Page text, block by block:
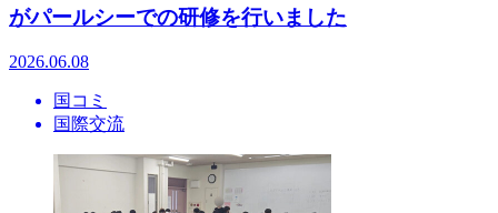
がパールシーでの研修を行いました
2026.06.08
国コミ
国際交流